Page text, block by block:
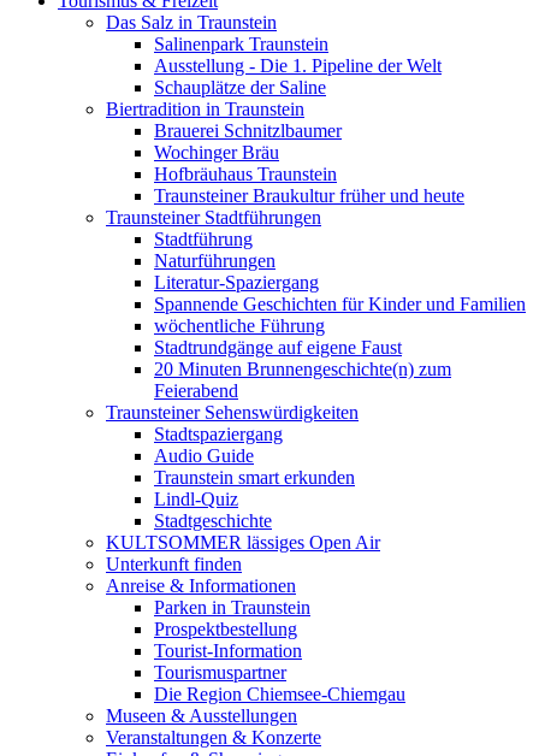
Das Salz in Traunstein
Salinenpark Traunstein
Ausstellung - Die 1. Pipeline der Welt
Schauplätze der Saline
Biertradition in Traunstein
Brauerei Schnitzlbaumer
Wochinger Bräu
Hofbräuhaus Traunstein
Traunsteiner Braukultur früher und heute
Traunsteiner Stadtführungen
Stadtführung
Naturführungen
Literatur-Spaziergang
Spannende Geschichten für Kinder und Familien
wöchentliche Führung
Stadtrundgänge auf eigene Faust
20 Minuten Brunnengeschichte(n) zum
Feierabend
Traunsteiner Sehenswürdigkeiten
Stadtspaziergang
Audio Guide
Traunstein smart erkunden
Lindl-Quiz
Stadtgeschichte
KULTSOMMER lässiges Open Air
Unterkunft finden
Anreise & Informationen
Parken in Traunstein
Prospektbestellung
Tourist-Information
Tourismuspartner
Die Region Chiemsee-Chiemgau
Museen & Ausstellungen
Veranstaltungen & Konzerte